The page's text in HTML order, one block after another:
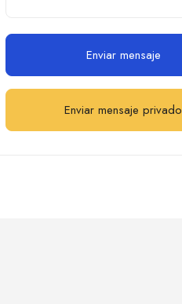
Enviar mensaje
Enviar mensaje privado